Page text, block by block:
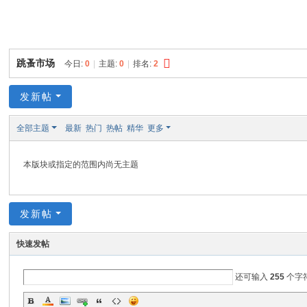
跳蚤市场 今日:0 主题:0 排名:2
发新帖
全部主题 最新 热门 热帖 精华 更多
本版块或指定的范围内尚无主题
发新帖
快速发帖
还可输入255 个字